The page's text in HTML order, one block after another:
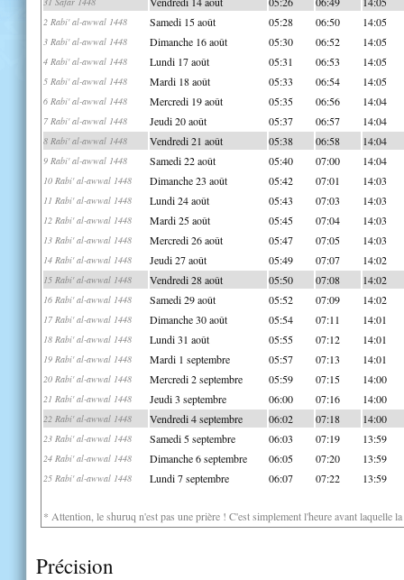
2 Rabi' al-awwal 1448 Samedi 15 août 05:28 06:50 14:05
3 Rabi' al-awwal 1448 Dimanche 16 août 05:30 06:52 14:05
4 Rabi' al-awwal 1448 Lundi 17 août 05:31 06:53 14:05
5 Rabi' al-awwal 1448 Mardi 18 août 05:33 06:54 14:05
6 Rabi' al-awwal 1448 Mercredi 19 août 05:35 06:56 14:04
7 Rabi' al-awwal 1448 Jeudi 20 août 05:37 06:57 14:04
8 Rabi' al-awwal 1448 Vendredi 21 août 05:38 06:58 14:04
9 Rabi' al-awwal 1448 Samedi 22 août 05:40 07:00 14:04
10 Rabi' al-awwal 1448 Dimanche 23 août 05:42 07:01 14:03
11 Rabi' al-awwal 1448 Lundi 24 août 05:43 07:03 14:03
12 Rabi' al-awwal 1448 Mardi 25 août 05:45 07:04 14:03
13 Rabi' al-awwal 1448 Mercredi 26 août 05:47 07:05 14:03
14 Rabi' al-awwal 1448 Jeudi 27 août 05:49 07:07 14:02
15 Rabi' al-awwal 1448 Vendredi 28 août 05:50 07:08 14:02
16 Rabi' al-awwal 1448 Samedi 29 août 05:52 07:09 14:02
17 Rabi' al-awwal 1448 Dimanche 30 août 05:54 07:11 14:01
18 Rabi' al-awwal 1448 Lundi 31 août 05:55 07:12 14:01
19 Rabi' al-awwal 1448 Mardi 1 septembre 05:57 07:13 14:01
20 Rabi' al-awwal 1448 Mercredi 2 septembre 05:59 07:15 14:00
21 Rabi' al-awwal 1448 Jeudi 3 septembre 06:00 07:16 14:00
22 Rabi' al-awwal 1448 Vendredi 4 septembre 06:02 07:18 14:00
23 Rabi' al-awwal 1448 Samedi 5 septembre 06:03 07:19 13:59
24 Rabi' al-awwal 1448 Dimanche 6 septembre 06:05 07:20 13:59
25 Rabi' al-awwal 1448 Lundi 7 septembre 06:07 07:22 13:59
* Attention, le shuruq n'est pas une prière ! C'est simplement l'heure avant laquelle
Précision